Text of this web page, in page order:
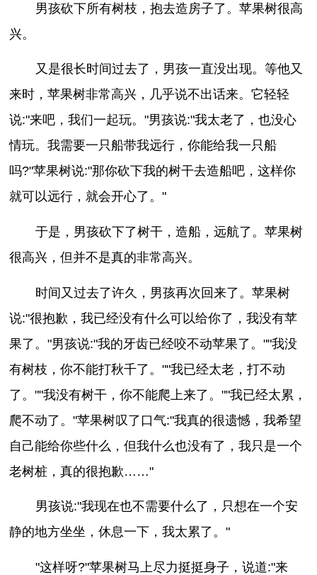
男孩砍下所有树枝，抱去造房子了。苹果树很高
兴。
又是很长时间过去了，男孩一直没出现。等他又
来时，苹果树非常高兴，几乎说不出话来。它轻轻
说:"来吧，我们一起玩。"男孩说:"我太老了，也没心
情玩。我需要一只船带我远行，你能给我一只船
吗?"苹果树说:"那你砍下我的树干去造船吧，这样你
就可以远行，就会开心了。"
于是，男孩砍下了树干，造船，远航了。苹果树
很高兴，但并不是真的非常高兴。
时间又过去了许久，男孩再次回来了。苹果树
说:"很抱歉，我已经没有什么可以给你了，我没有苹
果了。"男孩说:"我的牙齿已经咬不动苹果了。""我没
有树枝，你不能打秋千了。""我已经太老，打不动
了。""我没有树干，你不能爬上来了。""我已经太累，
爬不动了。"苹果树叹了口气:"我真的很遗憾，我希望
自己能给你些什么，但我什么也没有了，我只是一个
老树桩，真的很抱歉……"
男孩说:"我现在也不需要什么了，只想在一个安
静的地方坐坐，休息一下，我太累了。"
"这样呀?"苹果树马上尽力挺挺身子，说道:"来